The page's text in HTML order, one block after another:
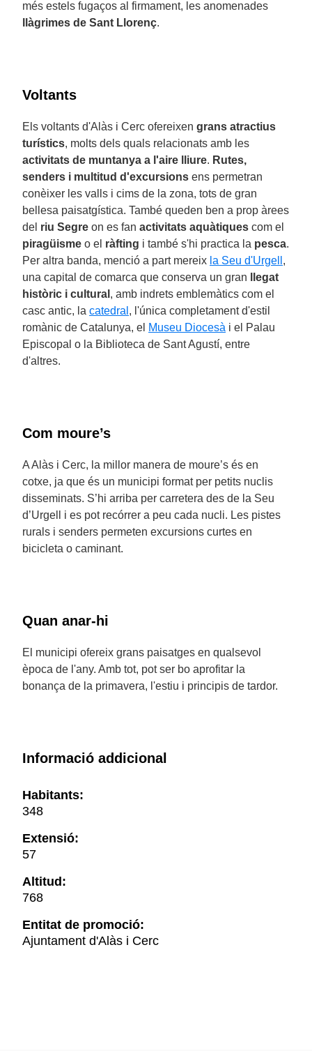
més estels fugaços al firmament, les anomenades
llàgrimes de Sant Llorenç.
Voltants
Els voltants d'Alàs i Cerc ofereixen grans atractius
turístics, molts dels quals relacionats amb les
activitats de muntanya a l'aire lliure. Rutes,
senders i multitud d'excursions ens permetran
conèixer les valls i cims de la zona, tots de gran
bellesa paisatgística. També queden ben a prop àrees
del riu Segre on es fan activitats aquàtiques com el
piragüisme o el ràfting i també s'hi practica la pesca.
Per altra banda, menció a part mereix la Seu d'Urgell ,
una capital de comarca que conserva un gran
llegat
històric i cultural , amb indrets emblemàtics com el
casc antic, la catedral , l'única completament d'estil
romànic de Catalunya, el Museu Diocesà i el Palau
Episcopal o la Biblioteca de Sant Agustí, entre
d'altres.
Com moure’s
A Alàs i Cerc, la millor manera de moure’s és en
cotxe, ja que és un municipi format per petits nuclis
disseminats. S’hi arriba per carretera des de la Seu
d’Urgell i es pot recórrer a peu cada nucli. Les pistes
rurals i senders permeten excursions curtes en
bicicleta o caminant.
Quan anar-hi
El municipi ofereix grans paisatges en qualsevol
època de l'any. Amb tot, pot ser bo aprofitar la
bonança de la primavera, l'estiu i principis de tardor.
Informació addicional
Habitants:
348
Extensió:
57
Altitud:
768
Entitat de promoció:
Ajuntament d'Alàs i Cerc